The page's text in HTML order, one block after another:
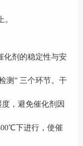
化剂的稳定性与安
测” 三个环节。干
，避免催化剂因
下进行，使催